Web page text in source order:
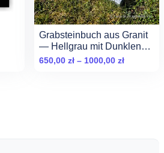
Grabsteinbuch aus Granit
— Hellgrau mit Dunklen
Adern
650,00 zł – 1000,00 złZakres